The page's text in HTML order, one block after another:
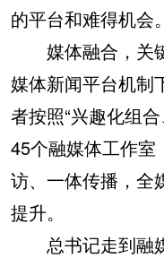
的平台和难得机会。
媒体融合，关
媒体新闻平台机制
者按照“兴趣化组
45个融媒体工作
访、一体传播，全
提升。
总书记走到融媒